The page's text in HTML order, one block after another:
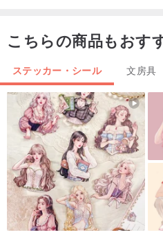
があります。
な範囲内で若干の差異が生じる可能
三、商品は発送前に厳格な品質管
す。ご不明な点がございましたら
でお問い合わせください。
こちらの商品もおす
ステッカー・シール 文房具